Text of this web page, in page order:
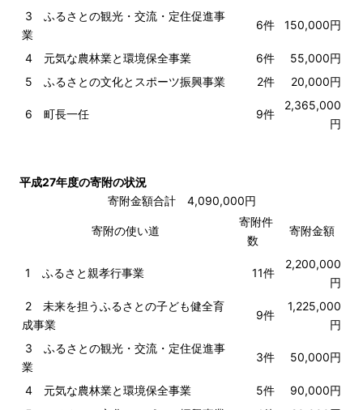
3 ふるさとの観光・交流・定住促進事
業
6件 150,000円
4 元気な農林業と環境保全事業 6件
55,000円
5 ふるさとの文化とスポーツ振興事業
2件 20,000円
6 町長一任 9件
2,365,000
円
平成27年度の寄附の状況
寄附金額合計 4,090,000円
寄附の使い道
寄附件
数
寄附金額
1 ふるさと親孝行事業 11件
2,200,000
円
2 未来を担うふるさとの子ども健全育
成事業
9件
1,225,000
円
3 ふるさとの観光・交流・定住促進事
業
3件 50,000円
4 元気な農林業と環境保全事業 5件
90,000円